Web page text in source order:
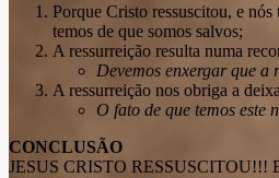
Porque Cristo ressuscitou, e
temos de que somos salvos;
A ressurreição resulta numa
Devemos enxergar que a
A ressurreição nos obriga a
O fato de que temos este
CONCLUSÃO
JESUS CRISTO RESSUSCITOU!!!